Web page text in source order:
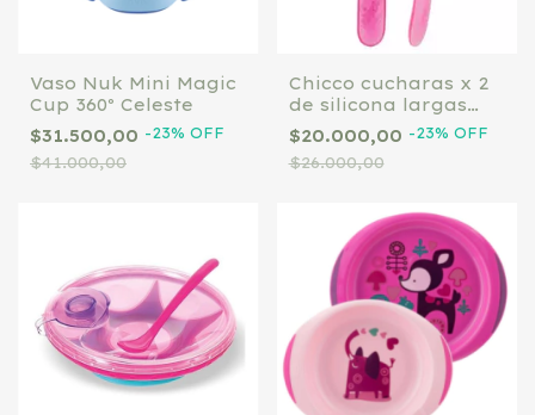
Vaso Nuk Mini Magic
Cup 360º Celeste
$31.500,00 -23% OFF
$41.000,00
Chicco cucharas x 2
de silicona largas
Rosas
$20.000,00 -23% OFF
$26.000,00